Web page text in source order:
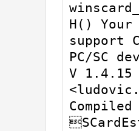
H()
support
PC/SC
V 1.4.15